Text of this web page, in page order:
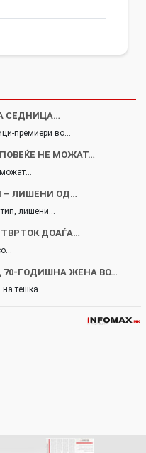
СЕДНИЦА…
премиери во…
НЕ МОЖАТ…
можат…
– ЛИШЕНИ ОД…
лишени…
ДОАЃА…
70-ГОДИШНА ЖЕНА ВО…
на тешка…